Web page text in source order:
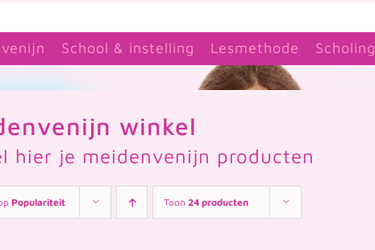
School & instelling Lesmethode Scholing
winkel
hier je meidenvenijn producten
Populariteit Toon 24 producten